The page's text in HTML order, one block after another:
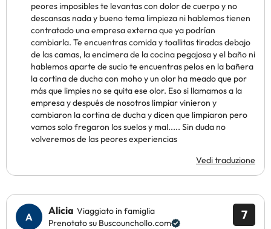
peores imposibles te levantas con dolor de cuerpo y no
descansas nada y bueno tema limpieza ni hablemos tienen
contratado una empresa externa que ya podrían
cambiarla. Te encuentras comida y toallitas tiradas debajo
de las camas, la encimera de la cocina pegajosa y el baño ni
hablemos aparte de sucio te encuentras pelos en la bañera
la cortina de ducha con moho y un olor ha meado que por
más que limpies no se quita ese olor. Eso si llamamos a la
empresa y después de nosotros limpiar vinieron y
cambiaron la cortina de ducha y dicen que limpiaron pero
vamos solo fregaron los suelos y mal..... Sin duda no
volveremos de las peores experiencias
Vedi traduzione
7
Alicia Viaggiato in famiglia
Prenotato su Buscounchollo.com